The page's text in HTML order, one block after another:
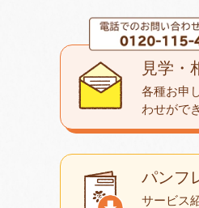
パンフ
サービス
見学・
各種お申
わせがで